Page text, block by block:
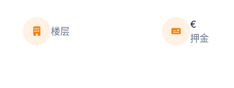
楼层
€
押金